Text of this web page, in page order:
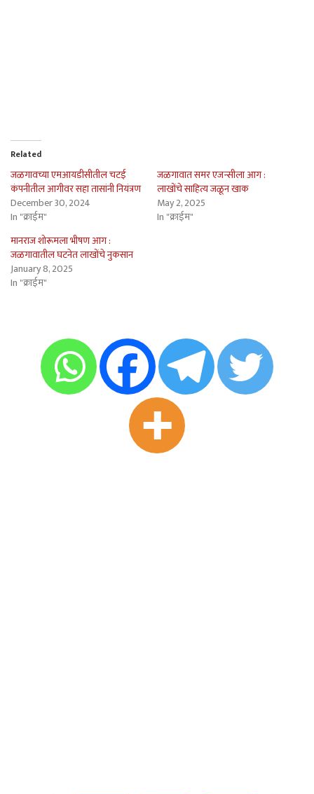
Related
जळगावच्या एमआयडीसीतील चटई
कंपनीतील आगीवर सहा तासांनी नियंत्रण
December 30, 2024
In "क्राईम"
जळगावात समर एजन्सीला आग :
लाखोंचे साहित्य जळून खाक
May 2, 2025
In "क्राईम"
मानराज शोरूमला भीषण आग :
जळगावातील घटनेत लाखोंचे नुकसान
January 8, 2025
In "क्राईम"